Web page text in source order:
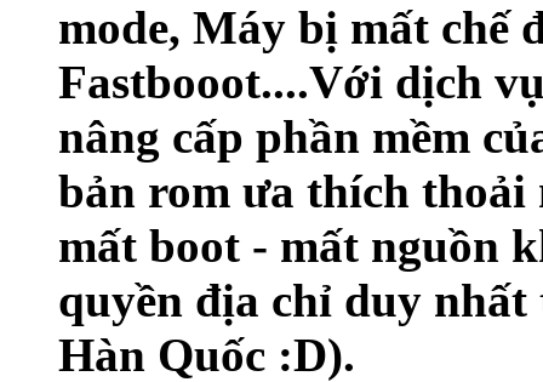
mode, Máy bị mất chế
Fastbooot....Với dịch
nâng cấp phần mềm
bản rom ưa thích
mất boot - mất nguồn
quyền địa chỉ duy
Hàn Quốc :D).